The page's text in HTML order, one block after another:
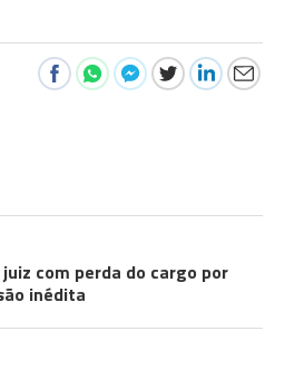
com perda do cargo por
inédita